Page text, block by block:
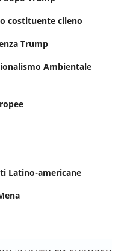
costituente cileno
Trump
Ambientale
Latino-americane